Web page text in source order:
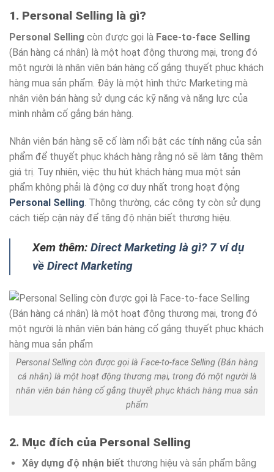
1. Personal Selling là gì?
Personal Selling còn được gọi là Face-to-face Selling
(Bán hàng cá nhân) là một hoạt động thương mại, trong đó
một người là nhân viên bán hàng cố gắng thuyết phục khách
hàng mua sản phẩm. Đây là một hình thức Marketing mà
nhân viên bán hàng sử dụng các kỹ năng và năng lực của
mình nhằm cố gắng bán hàng.
Nhân viên bán hàng sẽ cố làm nổi bật các tính năng của sản
phẩm để thuyết phục khách hàng rằng nó sẽ làm tăng thêm
giá trị. Tuy nhiên, việc thu hút khách hàng mua một sản
phẩm không phải là động cơ duy nhất trong hoạt động
Personal Selling. Thông thường, các công ty còn sử dụng
cách tiếp cận này để tăng độ nhận biết thương hiệu.
Xem thêm: Direct Marketing là gì? 7 ví dụ
về Direct Marketing
Personal Selling còn được gọi là Face-to-face Selling (Bán hàng
cá nhân) là một hoạt động thương mại, trong đó một người là
nhân viên bán hàng cố gắng thuyết phục khách hàng mua sản
phẩm
2. Mục đích của Personal Selling
Xây dựng độ nhận biết thương hiệu và sản phẩm bằng